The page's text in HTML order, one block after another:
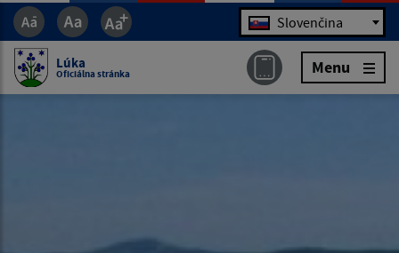
Jazyk Slovenčina
Lúka
Oficiálna stránka Menu